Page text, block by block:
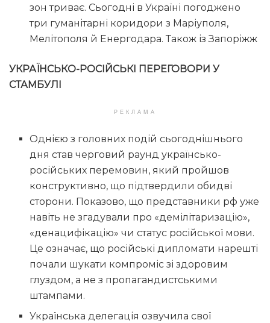
зон триває. Сьогодні в Україні погоджено
три гуманітарні коридори з Маріуполя,
Мелітополя й Енергодара. Також із Запоріжж
УКРАЇНСЬКО-РОСІЙСЬКІ ПЕРЕГОВОРИ У
СТАМБУЛІ
РЕКЛАМА
Однією з головних подій сьогоднішнього
дня став черговий раунд українсько-
російських перемовин, який пройшов
конструктивно, що підтвердили обидві
сторони. Показово, що представники рф уже
навіть не згадували про «демілітаризацію»,
«денацифікацію» чи статус російської мови.
Це означає, що російські дипломати нарешті
почали шукати компроміс зі здоровим
глуздом, а не з пропагандистськими
штампами.
Українська делегація озвучила свої